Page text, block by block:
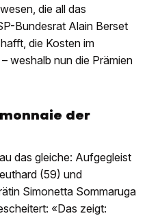
die all das
Bundesrat Alain Berset
die Kosten im
weshalb nun die Prämien
der
das gleiche: Aufgegleist
(59) und
Simonetta Sommaruga
«Das zeigt: